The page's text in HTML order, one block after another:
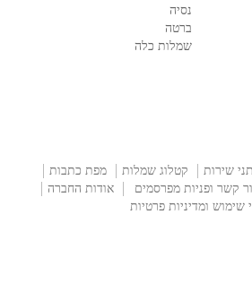
נסיה
ברטה
שמלות כלה
שירות קטלוג שמלות
מפת כתבות
קשר ופניות מפרסמים
אודות החברה
שימוש ומדיניות פרטיות